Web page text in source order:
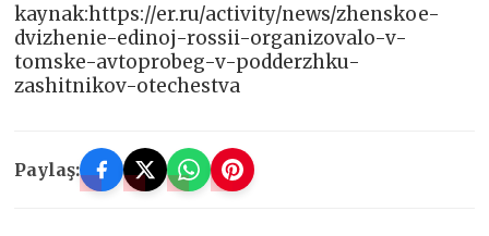
kaynak:https://er.ru/activity/news/zhenskoe-
dvizhenie-edinoj-rossii-organizovalo-v-
tomske-avtoprobeg-v-podderzhku-
zashitnikov-otechestva
Paylaş: